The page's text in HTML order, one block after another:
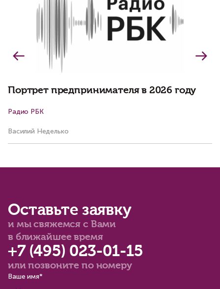
Портрет предпринимателя в 2026 году
Радио РБК
Василий Неделько
Оставьте заявку
и мы свяжемся с Вами
в ближайшее время
+7 (495) 023-01-15
или позвоните по номеру
Ваше имя*